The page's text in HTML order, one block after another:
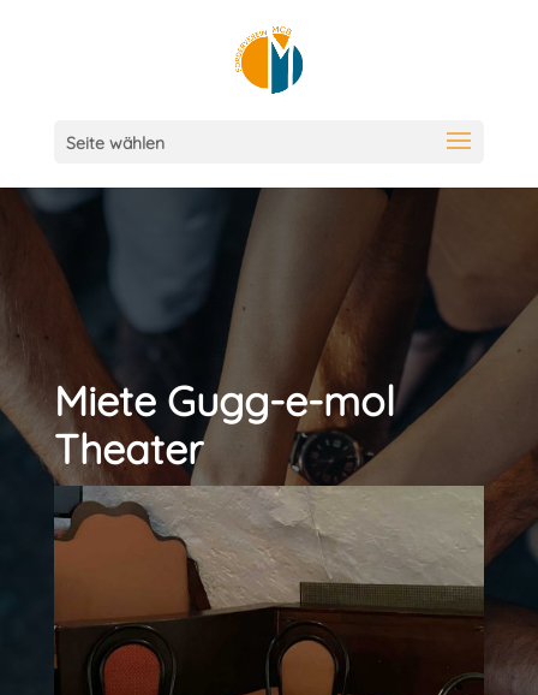
Seite wählen
Miete Gugg-e-mol
Theater